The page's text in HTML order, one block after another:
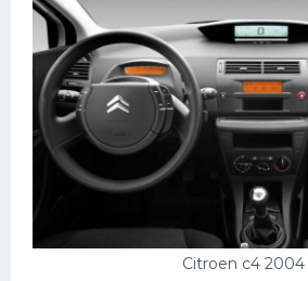
Citroen c4 2004